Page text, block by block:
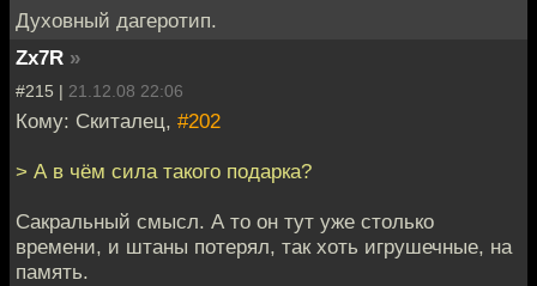
Духовный дагеротип.
Zx7R »
#215 | 21.12.08 22:06
Кому: Скиталец, #202
> А в чём сила такого подарка?
Сакральный смысл. А то он тут уже столько
времени, и штаны потерял, так хоть игрушечные, на
память.